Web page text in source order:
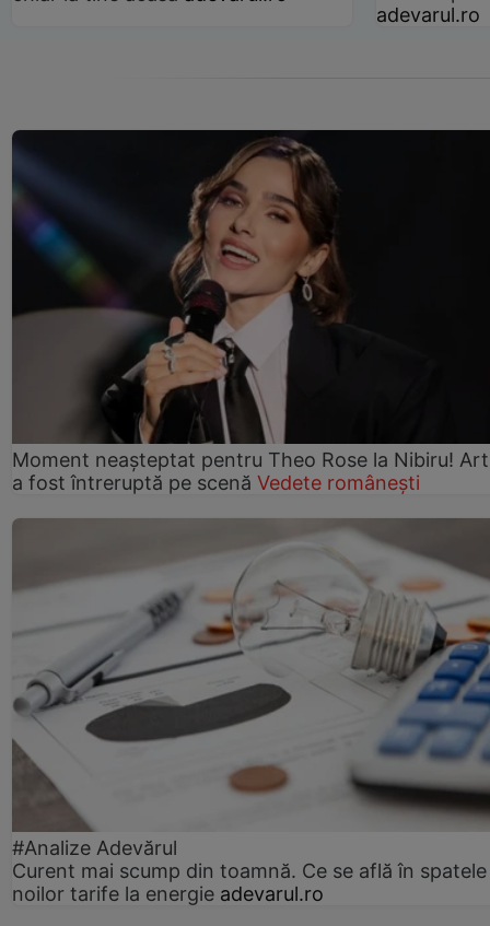
adevarul.ro
Moment neașteptat pentru Theo Rose la Nibiru!
a fost întreruptă pe scenă Vedete românești
#Analize Adevărul
Curent mai scump din toamnă. Ce se află în spatele
noilor tarife la energie adevarul.ro